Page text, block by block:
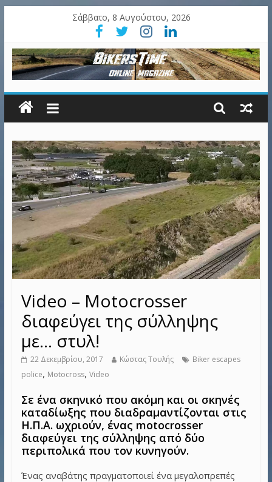
Σάββατο, 8 Αυγούστου, 2026
Video – Motocrosser
διαφεύγει της σύλληψης
με… στυλ!
22 Δεκεμβρίου, 2017 Κώστας Τουλής
Biker escapes
police, Motocross, Video
Σε ένα σκηνικό που ακόμη και οι σκηνές
καταδίωξης που διαδραμαντίζονται στις
Η.Π.Α. ωχριούν, ένας motocrosser
διαφεύγει της σύλληψης από δύο
περιπολικά που τον κυνηγούν.
Ένας αναβάτης πραγματοποιεί ένα μεγαλοπρεπές